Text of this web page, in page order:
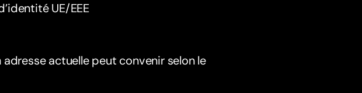
UE/EEE
adresse actuelle peut convenir selon le